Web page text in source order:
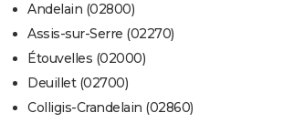
Andelain (02800)
Assis-sur-Serre (02270)
Étouvelles (02000)
Deuillet (02700)
Colligis-Crandelain (02860)